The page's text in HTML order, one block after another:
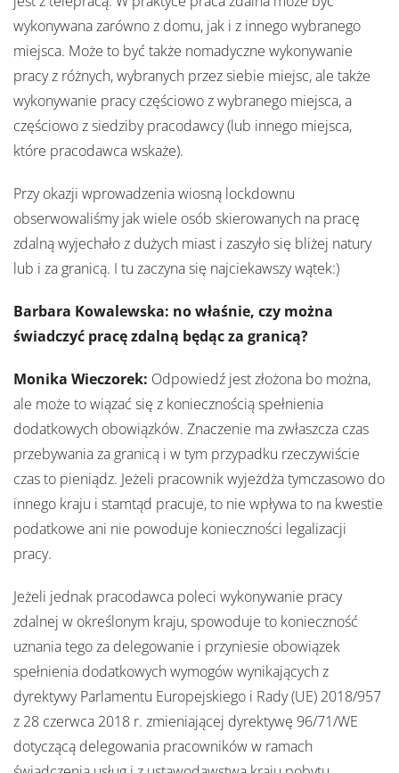
wykonywana zarówno z domu, jak i z innego wybranego
miejsca. Może to być także nomadyczne wykonywanie
pracy z różnych, wybranych przez siebie miejsc, ale także
wykonywanie pracy częściowo z wybranego miejsca, a
częściowo z siedziby pracodawcy (lub innego miejsca,
które pracodawca wskaże).
Przy okazji wprowadzenia wiosną lockdownu
obserwowaliśmy jak wiele osób skierowanych na pracę
zdalną wyjechało z dużych miast i zaszyło się bliżej natury
lub i za granicą. I tu zaczyna się najciekawszy wątek:)
Barbara Kowalewska: no właśnie, czy można
świadczyć pracę zdalną będąc za granicą?
Monika Wieczorek: Odpowiedź jest złożona bo można,
ale może to wiązać się z koniecznością spełnienia
dodatkowych obowiązków. Znaczenie ma zwłaszcza czas
przebywania za granicą i w tym przypadku rzeczywiście
czas to pieniądz. Jeżeli pracownik wyjeżdża tymczasowo do
innego kraju i stamtąd pracuje, to nie wpływa to na kwestie
podatkowe ani nie powoduje konieczności legalizacji
pracy.
Jeżeli jednak pracodawca poleci wykonywanie pracy
zdalnej w określonym kraju, spowoduje to konieczność
uznania tego za delegowanie i przyniesie obowiązek
spełnienia dodatkowych wymogów wynikających z
dyrektywy Parlamentu Europejskiego i Rady (UE) 2018/957
z 28 czerwca 2018 r. zmieniającej dyrektywę 96/71/WE
dotyczącą delegowania pracowników w ramach